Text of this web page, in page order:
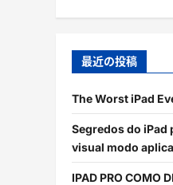
最近の投稿
The Worst iPad
Segredos do iPad
visual modo
IPAD PRO COMO